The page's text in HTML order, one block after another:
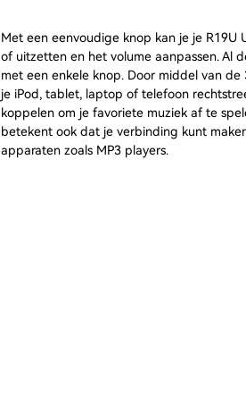
Met een eenvoudige knop kan je je R19U
of uitzetten en het volume aanpassen. Al
met een enkele knop. Door middel van
je iPod, tablet, laptop of telefoon
koppelen om je favoriete muziek af te
betekent ook dat je verbinding kunt
apparaten zoals MP3 players.